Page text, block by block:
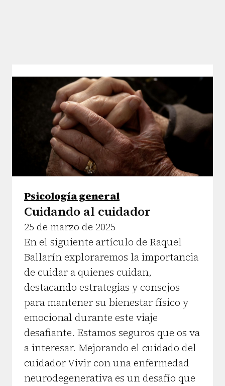
Psicología general
Cuidando al cuidador
25 de marzo de 2025
En el siguiente artículo de Raquel
Ballarín exploraremos la importancia
de cuidar a quienes cuidan,
destacando estrategias y consejos
para mantener su bienestar físico y
emocional durante este viaje
desafiante. Estamos seguros que os va
a interesar. Mejorando el cuidado del
cuidador Vivir con una enfermedad
neurodegenerativa es un desafío que